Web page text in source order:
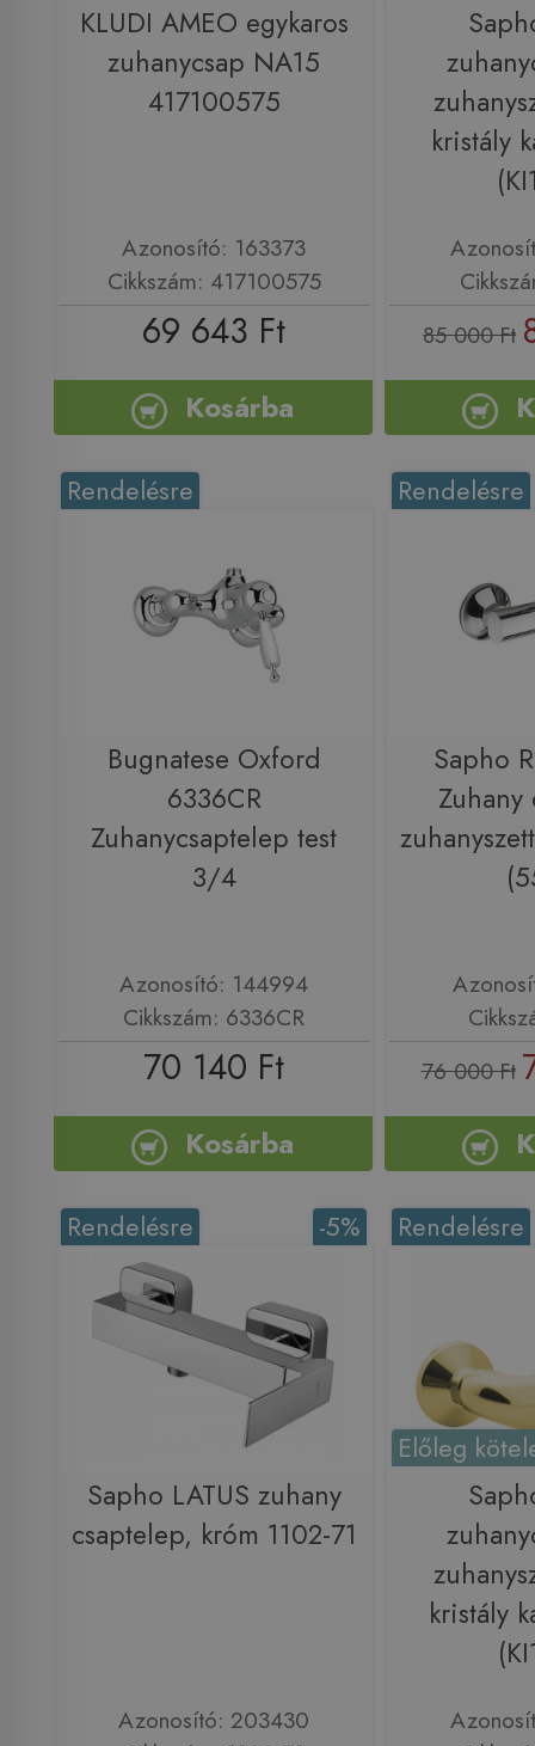
KLUDI AMEO egykaros
zuhanycsap NA15
417100575
Azonosító: 163373
Cikkszám: 417100575
69 643 Ft
Kosárba
kristály
85 000 Ft
Rendelésre
Bugnatese Oxford
6336CR
Zuhanycsaptelep test
3/4
Azonosító: 144994
Cikkszám: 6336CR
70 140 Ft
Kosárba
Rendelésre
Sapho
Zuhany
76 000 Ft
-5%
Rendelésre
Sapho LATUS zuhany
csaptelep, króm 1102-71
Azonosító: 203430
Rendelésre
Előleg
kristály